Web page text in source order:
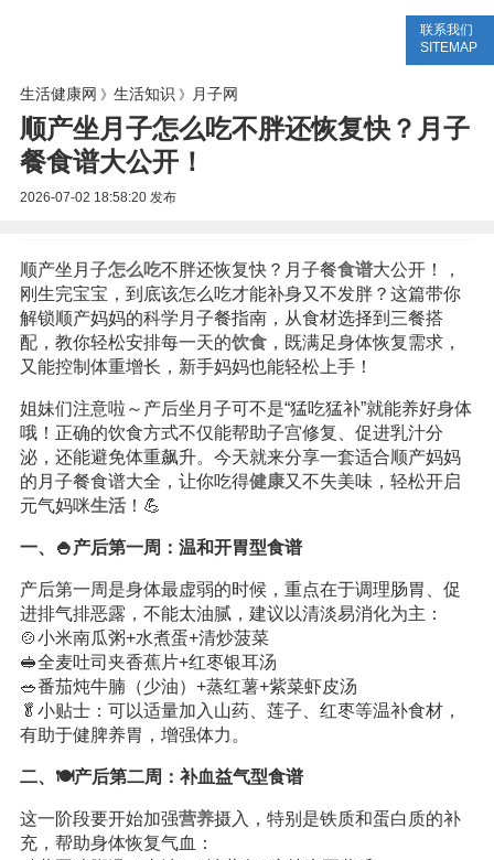
联系我们
SITEMAP
生活健康网 》 生活知识 》 月子网
顺产坐月子怎么吃不胖还恢复快？月子
餐食谱大公开！
2026-07-02 18:58:20发布
顺产坐月子怎么吃不胖还恢复快？月子餐食谱大公开！，
刚生完宝宝，到底该怎么吃才能补身又不发胖？这篇带你
解锁顺产妈妈的科学月子餐指南，从食材选择到三餐搭
配，教你轻松安排每一天的饮食，既满足身体恢复需求，
又能控制体重增长，新手妈妈也能轻松上手！
姐妹们注意啦～产后坐月子可不是“猛吃猛补”就能养好身体
哦！正确的饮食方式不仅能帮助子宫修复、促进乳汁分
泌，还能避免体重飙升。今天就来分享一套适合顺产妈妈
的月子餐食谱大全，让你吃得健康又不失美味，轻松开启
元气妈咪生活！💪
一、🍚产后第一周：温和开胃型食谱
产后第一周是身体最虚弱的时候，重点在于调理肠胃、促
进排气排恶露，不能太油腻，建议以清淡易消化为主：
🍲小米南瓜粥+水煮蛋+清炒菠菜
🥪全麦吐司夹香蕉片+红枣银耳汤
🥗番茄炖牛腩（少油）+蒸红薯+紫菜虾皮汤
🥬小贴士：可以适量加入山药、莲子、红枣等温补食材，
有助于健脾养胃，增强体力。
二、🍽️产后第二周：补血益气型食谱
这一阶段要开始加强营养摄入，特别是铁质和蛋白质的补
充，帮助身体恢复气血：